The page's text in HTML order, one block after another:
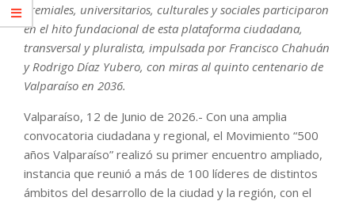
gremiales, universitarios, culturales y sociales participaron
en el hito fundacional de esta plataforma ciudadana,
transversal y pluralista, impulsada por Francisco Chahuán
y Rodrigo Díaz Yubero, con miras al quinto centenario de
Valparaíso en 2036.
Valparaíso, 12 de Junio de 2026.- Con una amplia
convocatoria ciudadana y regional, el Movimiento “500
años Valparaíso” realizó su primer encuentro ampliado,
instancia que reunió a más de 100 líderes de distintos
ámbitos del desarrollo de la ciudad y la región, con el